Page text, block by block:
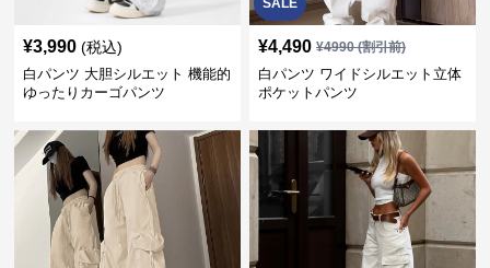
¥3,990 (税込)
白パンツ 大胆シルエット 機能的
ゆったりカーゴパンツ
SALE
¥4,490 ¥4990(割引前)
白パンツ ワイドシルエット立体
ポケットパンツ